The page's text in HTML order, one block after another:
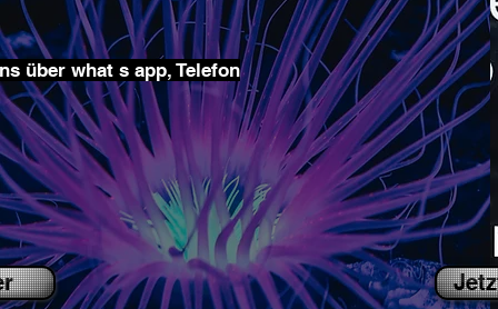
über what s app, Telefon